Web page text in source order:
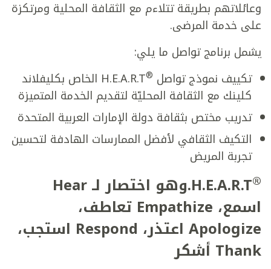
وعائلاتهم بطريقة تتلاءم مع الثقافة المحلية ومرتكزة
على خدمة المرضى.
يشمل برنامج تواصل ما يلي:
تكييف نموذج تواصل ®
H.E.A.R.T الخاص بكليفلاند
كلينك مع الثقافة المحليّة لتقديم الخدمة المتميزة
تدريب مختص بثقافة دولة الإمارات العربية المتحدة
التكيف الثقافي لأفضل الممارسات الهادفة لتحسين
تجربة المريض
®
H.E.A.R.T.وهو اختصار لـ Hear
اسمع، Empathize تعاطف،
Apologize اعتذر، Respond استجب،
Thank أشكر